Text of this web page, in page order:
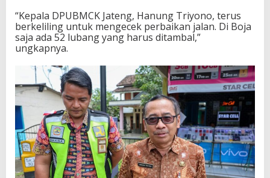
“Kepala DPUBMCK Jateng, Hanung Triyono, terus
berkeliling untuk mengecek perbaikan jalan. Di Boja
saja ada 52 lubang yang harus ditambal,”
ungkapnya.